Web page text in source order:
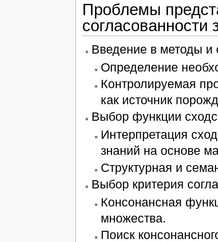
Проблемы
согласованности
Введение в методы и
Определение
Контролируемая
как источник
Выбор функции
Интерпретация
знаний на основе
Структурная и
Выбор критерия
Консонансная
множества.
Поиск